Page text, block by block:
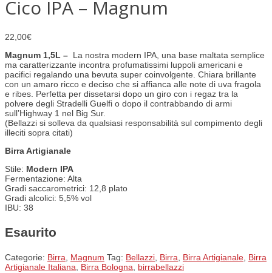
Cico IPA – Magnum
22,00€
Magnum 1,5L – La nostra modern IPA, una base maltata semplice
ma caratterizzante incontra profumatissimi luppoli americani e
pacifici regalando una bevuta super coinvolgente. Chiara brillante
con un amaro ricco e deciso che si affianca alle note di uva fragola
e ribes. Perfetta per dissetarsi dopo un giro con i regaz tra la
polvere degli Stradelli Guelfi o dopo il contrabbando di armi
sull’Highway 1 nel Big Sur.
(Bellazzi si solleva da qualsiasi responsabilità sul compimento degli
illeciti sopra citati)
Birra Artigianale
Stile: Modern IPA
Fermentazione: Alta
Gradi saccarometrici: 12,8 plato
Gradi alcolici: 5,5% vol
IBU: 38
Esaurito
Categorie: Birra Magnum Tag: Bellazzi Birra Birra Artigianale Birra
Artigianale Italiana
Birra Bologna
birrabellazzi